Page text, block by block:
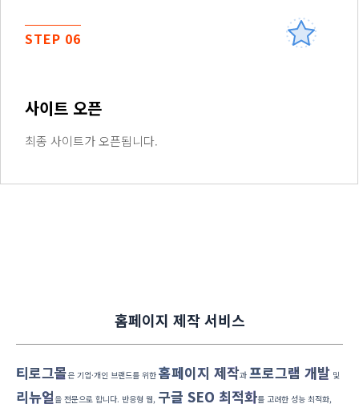
STEP 06
사이트 오픈
최종 사이트가 오픈됩니다.
홈페이지 제작 서비스
티로그몰은 기업·개인 브랜드를 위한 홈페이지 제작과 프로그램 개발 및
리뉴얼 을 전문으로 합니다. 반응형 웹, 구글 SEO 최적화를 고려한 성능 최적화,